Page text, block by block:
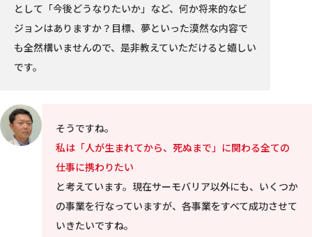
として「今後どうなりたいか」など、何か将来的なビ
ジョンはありますか？目標、夢といった漠然な内容で
も全然構いませんので、是非教えていただけると嬉しい
です。
そうですね。
私は「人が生まれてから、死ぬまで」に関わる全ての
仕事に携わりたい
と考えています。現在サーモバリア以外にも、いくつか
の事業を行なっていますが、各事業をすべて成功させて
いきたいですね。